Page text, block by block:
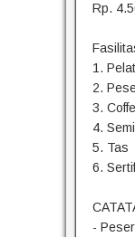
Rp.
1.
2.
3.
4.
5. Tas
6.
-